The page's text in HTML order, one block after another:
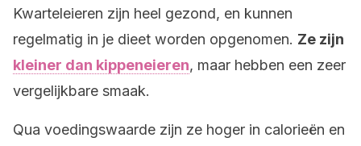
Kwarteleieren zijn heel gezond, en kunnen
regelmatig in je dieet worden opgenomen. Ze zijn
kleiner dan kippeneieren, maar hebben een zeer
vergelijkbare smaak.
Qua voedingswaarde zijn ze hoger in calorieën en